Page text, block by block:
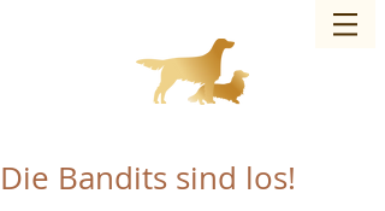
Charmed Bandit of JAG – Hundezucht
Die Bandits sind los!